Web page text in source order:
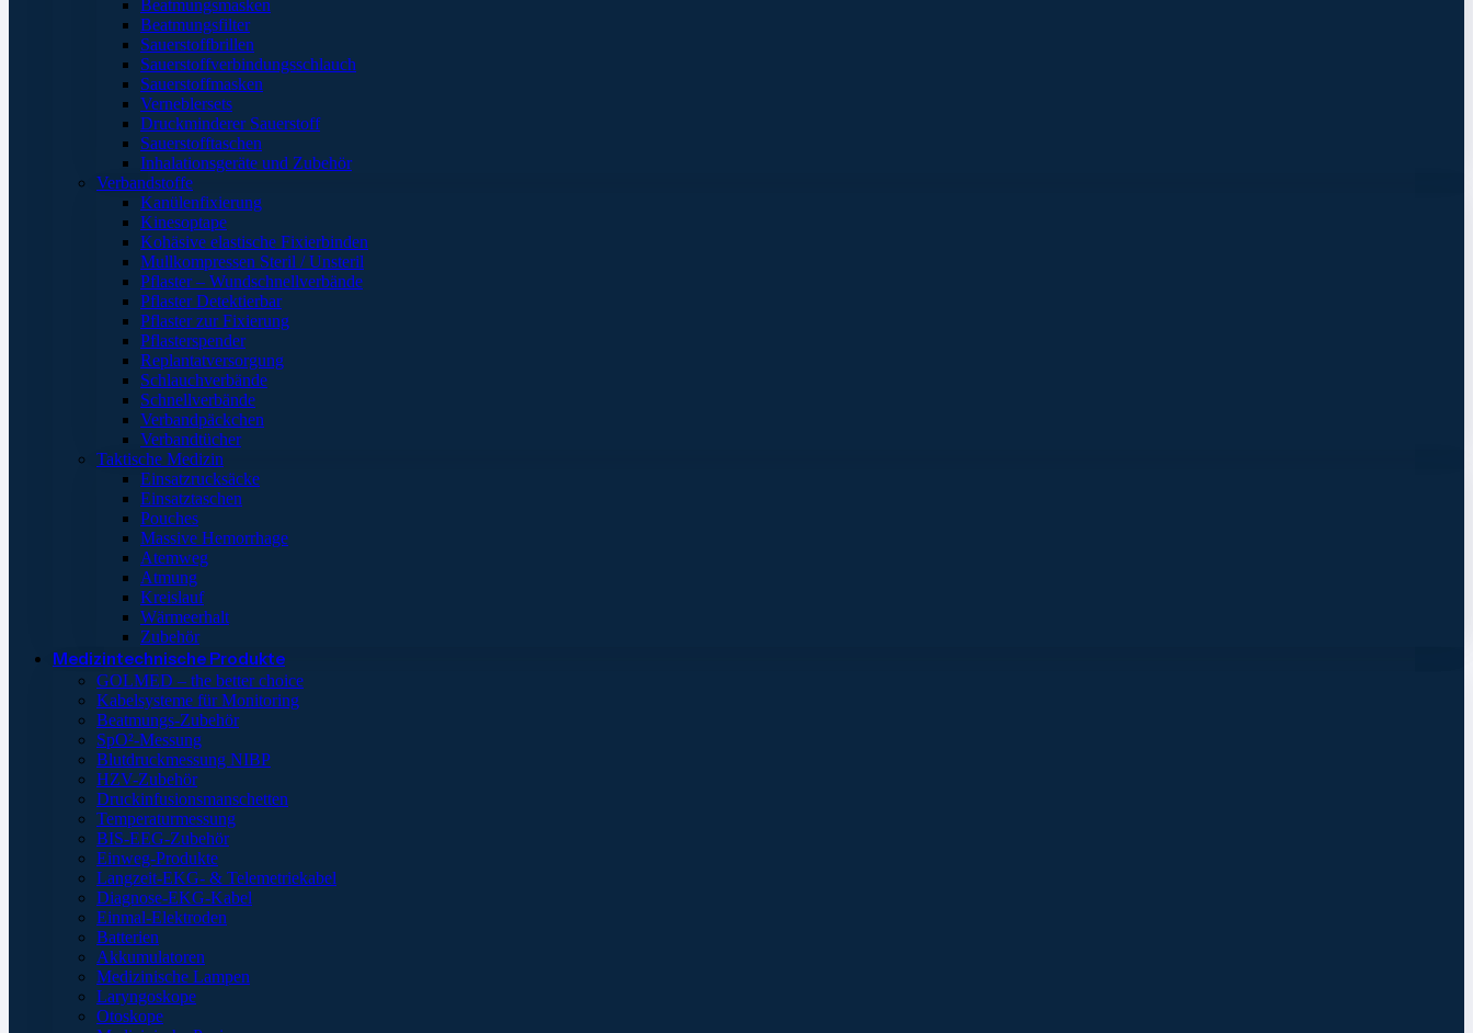
Beatmungsmasken
Beatmungsfilter
Sauerstoffbrillen
Sauerstoffverbindungsschlauch
Sauerstoffmasken
Verneblersets
Druckminderer Sauerstoff
Sauerstofftaschen
Inhalationsgeräte und Zubehör
Verbandstoffe
Kanülenfixierung
Kinesoptape
Kohäsive elastische Fixierbinden
Mullkompressen Steril / Unsteril
Pflaster – Wundschnellverbände
Pflaster Detektierbar
Pflaster zur Fixierung
Pflasterspender
Replantatversorgung
Schlauchverbände
Schnellverbände
Verbandpäckchen
Verbandtücher
Taktische Medizin
Einsatzrucksäcke
Einsatztaschen
Pouches
Massive Hemorrhage
Atemweg
Atmung
Kreislauf
Wärmeerhalt
Zubehör
Medizintechnische Produkte
GOLMED – the better choice
Kabelsysteme für Monitoring
Beatmungs-Zubehör
SpO²-Messung
Blutdruckmessung NIBP
HZV-Zubehör
Druckinfusionsmanschetten
Temperaturmessung
BIS-EEG-Zubehör
Einweg-Produkte
Langzeit-EKG- & Telemetriekabel
Diagnose-EKG-Kabel
Einmal-Elektroden
Batterien
Akkumulatoren
Medizinische Lampen
Laryngoskope
Otoskope